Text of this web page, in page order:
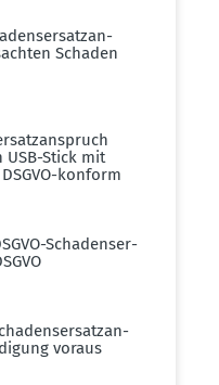
Schaden
Stick mit
konform
Schadens­er­
voraus